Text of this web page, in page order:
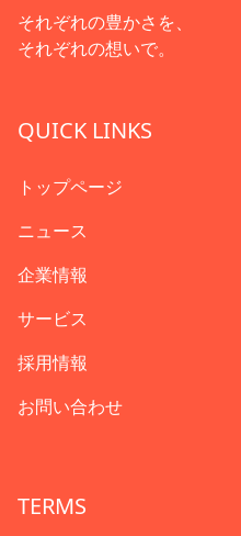
それぞれの豊かさを、
それぞれの想いで。
QUICK LINKS
トップページ
ニュース
企業情報
サービス
採用情報
お問い合わせ
TERMS